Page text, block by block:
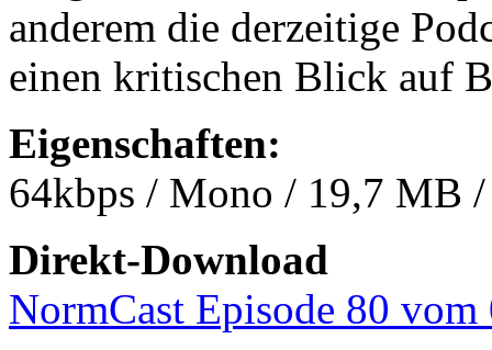
anderem die derzeitige
einen kritischen Blick auf
Eigenschaften:
64kbps / Mono / 19,7 MB
Direkt-Download
NormCast Episode 80